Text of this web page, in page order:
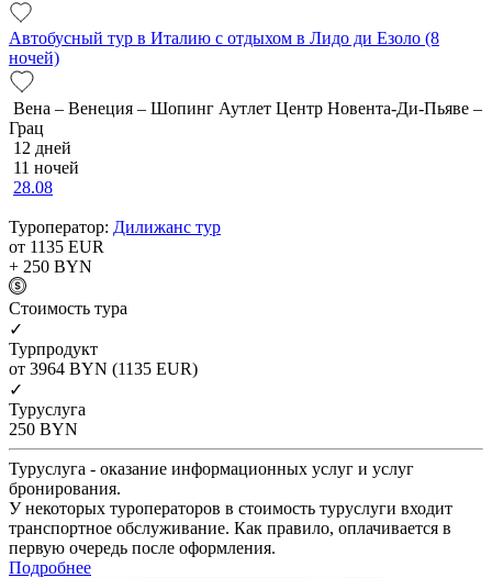
Автобусный тур в Италию с отдыхом в Лидо ди Езоло (8
ночей)
Вена – Венеция – Шопинг Аутлет Центр Новента-Ди-Пьяве –
Грац
12 дней
11 ночей
28.08
Туроператор: Дилижанс тур
от 1135 EUR
+ 250 BYN
Cтоимость тура
✓
Турпродукт
от 3964 BYN (1135 EUR)
✓
Туруслуга
250 BYN
Туруслуга - оказание информационных услуг и услуг
бронирования.
У некоторых туроператоров в стоимость туруслуги входит
транспортное обслуживание. Как правило, оплачивается в
первую очередь после оформления.
Подробнее